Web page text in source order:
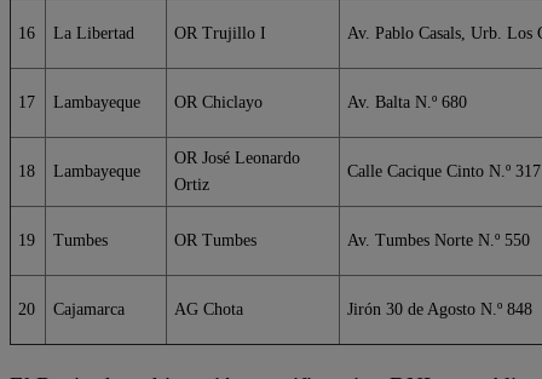
16 La Libertad OR Trujillo I Av. Pablo Casals, Urb. Los
17 Lambayeque OR Chiclayo Av. Balta N.º 680
18 Lambayeque
OR José Leonardo
Ortiz
Calle Cacique Cinto N.º 317
19 Tumbes OR Tumbes Av. Tumbes Norte N.º 550
20 Cajamarca AG Chota Jirón 30 de Agosto N.º 848